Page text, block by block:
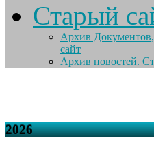
Старый
Архив
сайт
Архив новостей.
2026